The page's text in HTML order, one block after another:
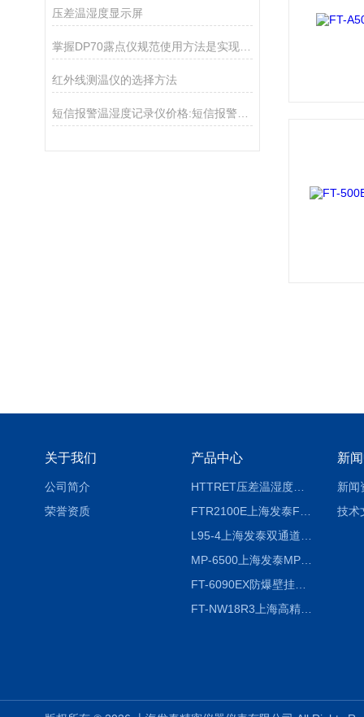
压差温湿度显示屏
掌握DP70露点仪规范使用方法是实现长期稳定的核心保障
红外线测温仪的选择方法
短信报警温湿度记录仪价格:短信报警温湿度记录仪安装方法
关于我们
公司简介
荣誉资质
产品中心
HTTRET压差温湿度显示屏
MP-6500上海发泰MP-6500 压力记录器
FT-6090EX防爆壁挂式沼气分析检测仪
FT-NW18R3上海高精度温度记录仪
新
新闻
技术